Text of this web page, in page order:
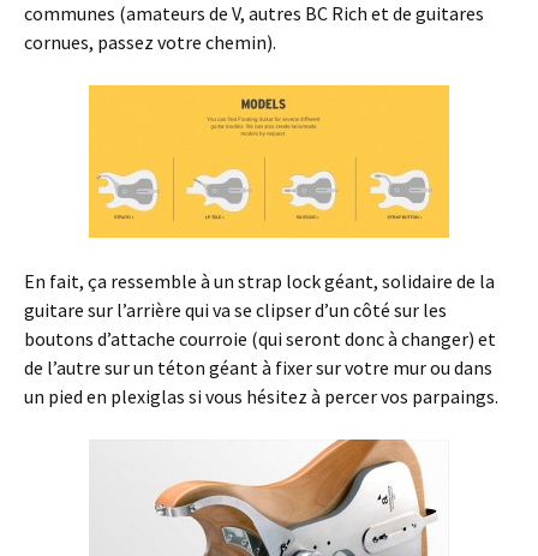
communes (amateurs de V, autres BC Rich et de guitares
cornues, passez votre chemin).
En fait, ça ressemble à un strap lock géant, solidaire de la
guitare sur l’arrière qui va se clipser d’un côté sur les
boutons d’attache courroie (qui seront donc à changer) et
de l’autre sur un téton géant à fixer sur votre mur ou dans
un pied en plexiglas si vous hésitez à percer vos parpaings.